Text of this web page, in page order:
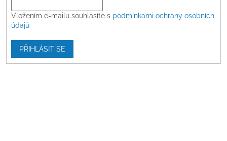
Vložením e-mailu souhlasíte s podmínkami ochrany osobních
údajů
PŘIHLÁSIT SE